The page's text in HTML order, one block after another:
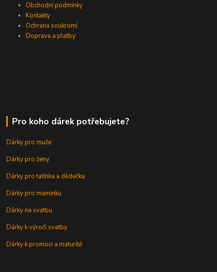
Obchodní podmínky
Kontakty
Ochrana soukromí
Doprava a platby
Pro koho dárek potřebujete?
Dárky pro muže
Dárky pro ženy
Dárky pro tatínka a dědečka
Dárky pro maminku
Dárky na svatbu
Dárky k výročí svatby
Dárky k promoci a maturitě